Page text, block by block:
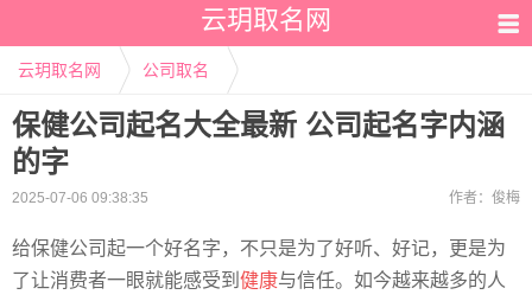
云玥取名网
云玥取名网 公司取名
保健公司起名大全最新 公司起名字内涵
的字
2025-07-06 09:38:35 作者： 俊梅
给保健公司起一个好名字，不只是为了好听、好记，更是为
了让消费者一眼就能感受到 健康与信任。如今越来越多的人